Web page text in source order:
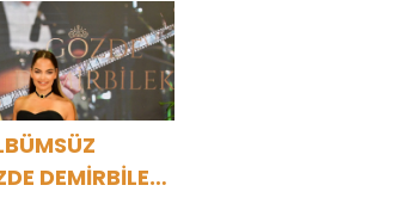
OLACAK!
DEMİRBİLEK,